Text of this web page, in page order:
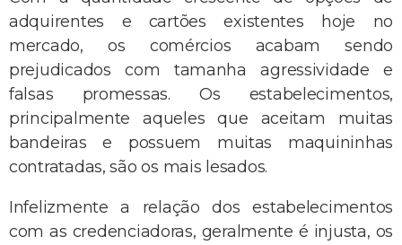
adquirentes e cartões existentes hoje no
mercado, os comércios acabam sendo
prejudicados com tamanha agressividade e
falsas promessas. Os estabelecimentos,
principalmente aqueles que aceitam muitas
bandeiras e possuem muitas maquininhas
contratadas, são os mais lesados.
Infelizmente a relação dos estabelecimentos
com as credenciadoras, geralmente é injusta, os